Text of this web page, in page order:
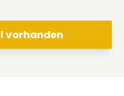
vorhanden